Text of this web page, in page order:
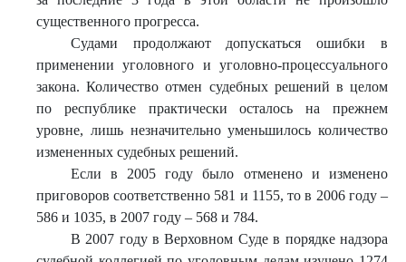
существенного прогресса.
Судами продолжают допускаться ошибки в
применении уголовного и уголовно-процессуального
закона. Количество отмен судебных решений в целом
по республике практически осталось на прежнем
уровне, лишь незначительно уменьшилось количество
измененных судебных решений.
Если в 2005 году было отменено и изменено
приговоров соответственно 581 и 1155, то в 2006 году –
586 и 1035, в 2007 году – 568 и 784.
В 2007 году в Верховном Суде в порядке надзора